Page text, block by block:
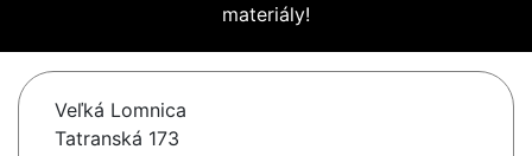
materiály!
Veľká Lomnica
Tatranská 173